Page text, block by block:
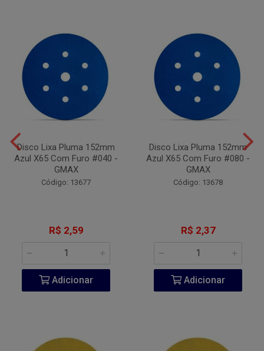
Disco Lixa Pluma 152mm
Azul X65 Com Furo #040 -
GMAX
Código: 13677
R$ 2,59
Adicionar
Disco Lixa Pluma 152mm
Azul X65 Com Furo #080 -
GMAX
Código: 13678
R$ 2,37
Adicionar